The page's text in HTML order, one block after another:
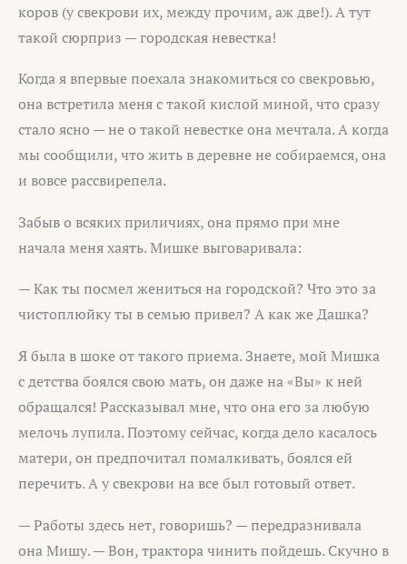
коров (у свекрови их, между прочим, аж две!). А тут
такой сюрприз — городская невестка!
Когда я впервые поехала знакомиться со свекровью,
она встретила меня с такой кислой миной, что сразу
стало ясно — не о такой невестке она мечтала. А когда
мы сообщили, что жить в деревне не собираемся, она
и вовсе рассвирепела.
Забыв о всяких приличиях, она прямо при мне
начала меня хаять. Мишке выговаривала:
— Как ты посмел жениться на городской? Что это за
чистоплюйку ты в семью привел? А как же Дашка?
Я была в шоке от такого приема. Знаете, мой Мишка
с детства боялся свою мать, он даже на «Вы» к ней
обращался! Рассказывал мне, что она его за любую
мелочь лупила. Поэтому сейчас, когда дело касалось
матери, он предпочитал помалкивать, боялся ей
перечить. А у свекрови на все был готовый ответ.
— Работы здесь нет, говоришь? — передразнивала
она Мишу. — Вон, трактора чинить пойдешь. Скучно в